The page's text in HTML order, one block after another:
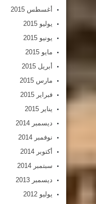
أغسطس 2015
يوليو 2015
يونيو 2015
مايو 2015
أبريل 2015
مارس 2015
فبراير 2015
يناير 2015
ديسمبر 2014
نوفمبر 2014
أكتوبر 2014
سبتمبر 2014
ديسمبر 2013
يوليو 2012